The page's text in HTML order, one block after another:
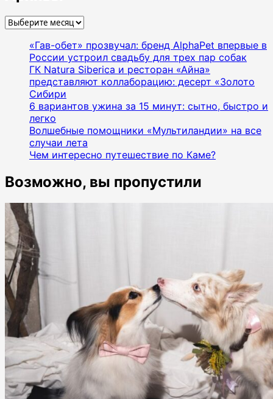
Архивы
«Гав-обет» прозвучал: бренд AlphaPet впервые в
России устроил свадьбу для трех пар собак
ГК Natura Siberica и ресторан «Айна»
представляют коллаборацию: десерт «Золото
Сибири
6 вариантов ужина за 15 минут: сытно, быстро и
легко
Волшебные помощники «Мультиландии» на все
случаи лета
Чем интересно путешествие по Каме?
Возможно, вы пропустили